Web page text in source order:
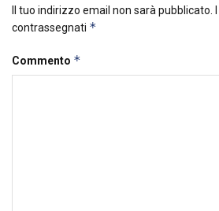
Il tuo indirizzo email non sarà pubblicato.
contrassegnati *
Commento *